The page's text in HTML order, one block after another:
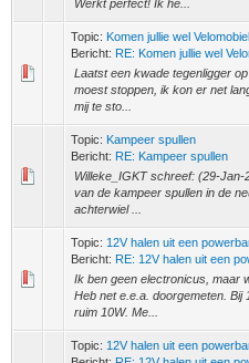
Werkt perfect! Ik he...
Topic: Komen jullie wel
Bericht: RE: Komen jullie wel
Laatst een kwade tegenligger
moest stoppen, ik kon er net
mij te sto...
Topic: Kampeer spullen
Bericht: RE: Kampeer spullen
Willeke_IGKT schreef: (29-Jan-
van de kampeer spullen in de
achterwiel ...
Topic: 12V halen uit een
Bericht: RE: 12V halen uit een
Ik ben geen electronicus, maar
Heb net e.e.a. doorgemeten. Bij
ruim 10W. Me...
Topic: 12V halen uit een